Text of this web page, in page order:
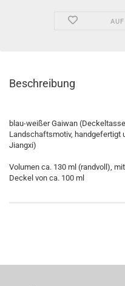
Beschreibung
blau-weißer Gaiwan
Landschaftsmotiv, handgefertigt
Jiangxi)
Volumen ca. 130 ml (randvoll),
Deckel von ca. 100 ml